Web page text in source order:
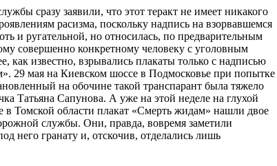
сразу заявили, что этот теракт не имеет никакого
расизма, поскольку надпись на взорвавшемся
и ругательной, но относилась, по предварительным
совершенно конкретному человеку с уголовным
как известно, взрывались плакаты только с надписью
29 мая на Киевском шоссе в Подмосковье при попытке
на обочине такой транспарант была тяжело
Татьяна Сапунова. А уже на этой неделе на глухой
в Томской области плакат «Смерть жидам» нашли двое
службы. Они, правда, вовремя заметили
него гранату и, отскочив, отделались лишь